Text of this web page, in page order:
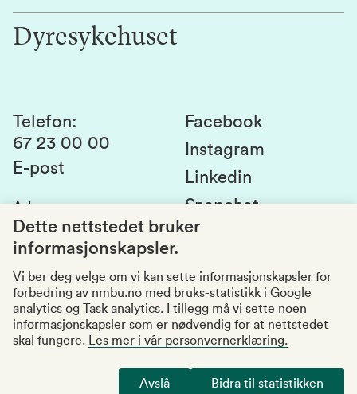
Alumni
Kontakt oss
Innovasjon
Studentlivet
Studier og emner
Studenttinget
Si fra om avvik
Kvalitet i utdanningen
Dyresykehuset
Telefon:
67 23 00 00
E-post
Adresse:
Postboks 5003
1432 Ås
Organisasjonsnummer
969159570
Besøksadresser
Facebook
Instagram
Linkedin
Snapchat
Tilgjengelighetserklæring
Personvernerklæring
Dette nettstedet bruker
informasjonskapsler.
Vi ber deg velge om vi kan sette informasjonskapsler for
forbedring av nmbu.no med bruks-statistikk i Google
analytics og Task analytics. I tillegg må vi sette noen
informasjonskapsler som er nødvendig for at nettstedet
skal fungere.
Les mer i vår personvernerklæring.
Avslå Bidra til statistikken